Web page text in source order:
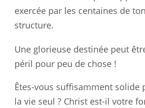
exercée par les centaines de
structure.
Une glorieuse destinée peut
péril pour peu de chose !
Êtes-vous suffisamment solide
la vie seul ? Christ est-il votre